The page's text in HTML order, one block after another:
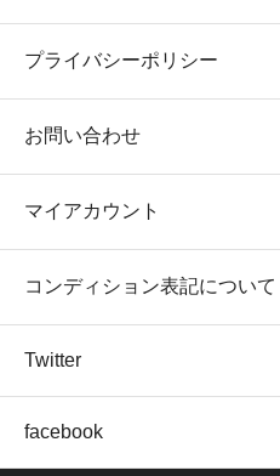
プライバシーポリシー
お問い合わせ
マイアカウント
コンディション表記について
Twitter
facebook